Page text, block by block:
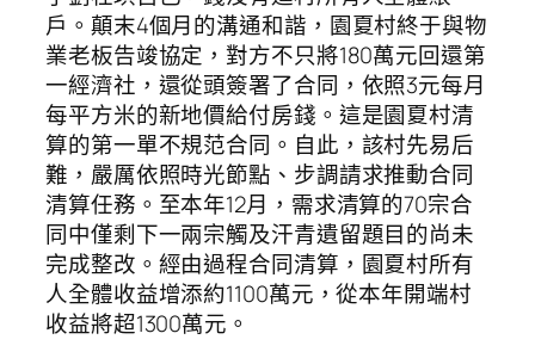
戶。顛末4個月的溝通和諧，園夏村終于與物
業老板告竣協定，對方不只將180萬元回還第
一經濟社，還從頭簽署了合同，依照3元每月
每平方米的新地價給付房錢。這是園夏村清
算的第一單不規范合同。自此，該村先易后
難，嚴厲依照時光節點、步調請求推動合同
清算任務。至本年12月，需求清算的70宗合
同中僅剩下一兩宗觸及汗青遺留題目的尚未
完成整改。經由過程合同清算，園夏村所有
人全體收益增添約1100萬元，從本年開端村
收益將超1300萬元。